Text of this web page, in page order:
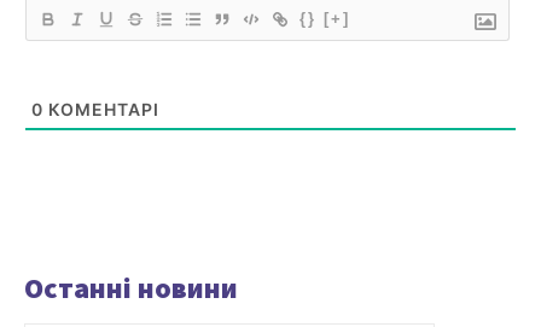
{} [+]
0 КОМЕНТАРІ
Останні новини